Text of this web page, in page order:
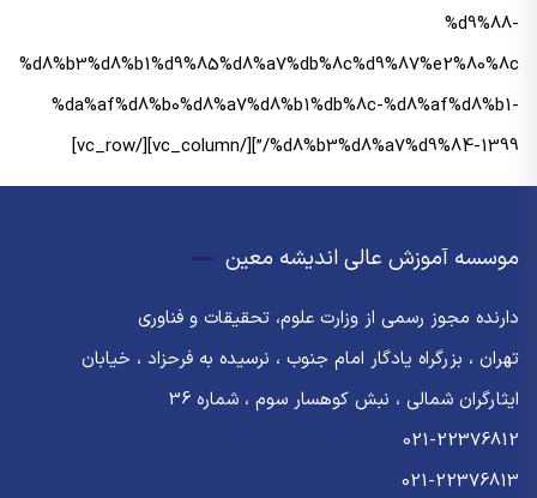
%d9%88-
%d8%b3%d8%b1%d9%85%d8%a7%db%8c%d9%87%e2%80%8c
%da%af%d8%b0%d8%a7%d8%b1%db%8c-%d8%af%d8%b1-
%d8%b3%d8%a7%d9%84-1399/”][/vc_column][/vc_row]
موسسه آموزش عالی اندیشه معین
دارنده مجوز رسمی از وزارت علوم، تحقیقات و فناوری
تهران ، بزرگراه یادگار امام جنوب ، نرسیده به فرحزاد ، خیابان
ایثارگران شمالی ، نبش کوهسار سوم ، شماره 36
021-22376812
021-22376813